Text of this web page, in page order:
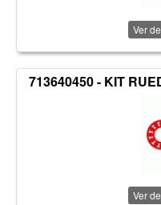
Ver
713640450 - KIT
Ver